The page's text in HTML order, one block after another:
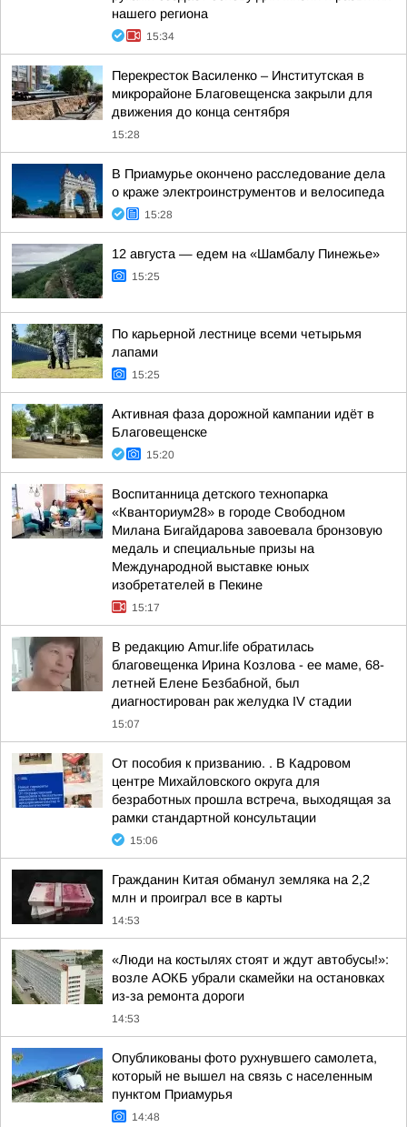
нашего региона
15:34
Перекресток Василенко – Институтская в
микрорайоне Благовещенска закрыли для
движения до конца сентября
15:28
В Приамурье окончено расследование дела
о краже электроинструментов и велосипеда
15:28
12 августа — едем на «Шамбалу Пинежье»
15:25
По карьерной лестнице всеми четырьмя
лапами
15:25
Активная фаза дорожной кампании идёт в
Благовещенске
15:20
Воспитанница детского технопарка
«Кванториум28» в городе Свободном
Милана Бигайдарова завоевала бронзовую
медаль и специальные призы на
Международной выставке юных
изобретателей в Пекине
15:17
В редакцию Amur.life обратилась
благовещенка Ирина Козлова - ее маме, 68-
летней Елене Безбабной, был
диагностирован рак желудка IV стадии
15:07
От пособия к призванию. . В Кадровом
центре Михайловского округа для
безработных прошла встреча, выходящая за
рамки стандартной консультации
15:06
Гражданин Китая обманул земляка на 2,2
млн и проиграл все в карты
14:53
«Люди на костылях стоят и ждут автобусы!»:
возле АОКБ убрали скамейки на остановках
из-за ремонта дороги
14:53
Опубликованы фото рухнувшего самолета,
который не вышел на связь с населенным
пунктом Приамурья
14:48